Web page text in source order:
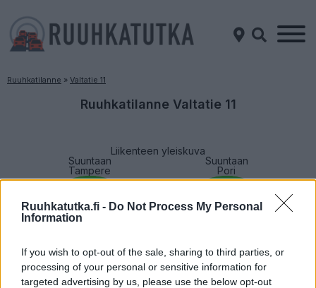
Ruuhkatutka.fi - Do Not Process My Personal
Information
If you wish to opt-out of the sale, sharing to third parties, or
processing of your personal or sensitive information for
targeted advertising by us, please use the below opt-out
Ruuhkatilanne » Valtatie 11
Ruuhkatilanne Valtatie 11
Liikenteen yleiskuva
Suuntaan
Tampere
Suuntaan
Pori